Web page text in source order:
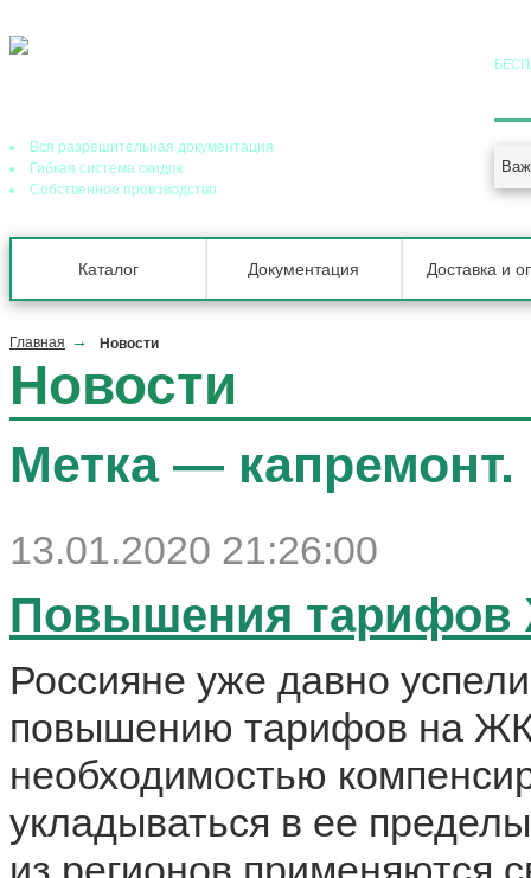
Вся разрешительная документация
Гибкая система скидок
Собственное производство
Каталог Документация Доставка и
Главная Новости
Новости
Метка — капремонт.
13.01.2020 21:26:00
Повышения тарифов
Россияне уже давно
повышению тарифов на
необходимостью
укладываться в ее